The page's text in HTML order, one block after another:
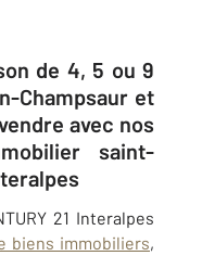
de 4, 5 ou 9
Champsaur et
avec nos
saint-
21 Interalpes
biens immobiliers,